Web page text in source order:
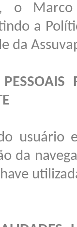
o
a
da
usuário
da